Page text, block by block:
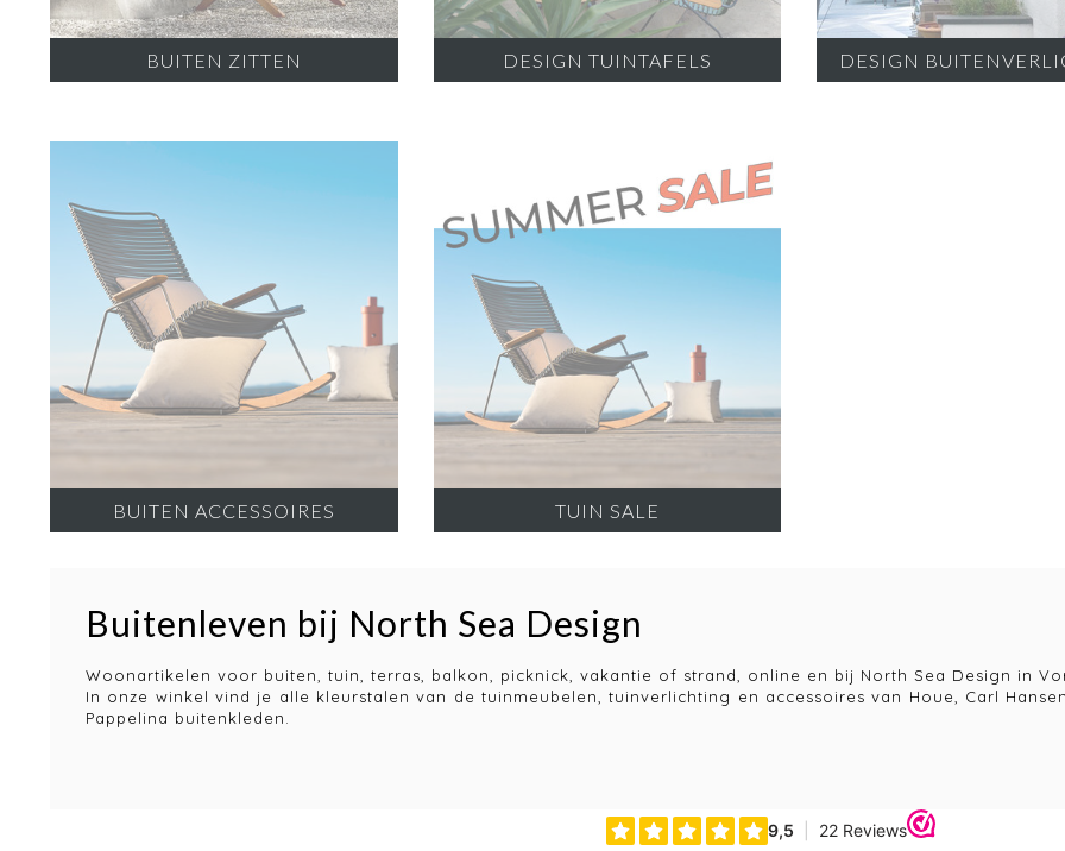
BUITEN ZITTEN DESIGN TUINTAFELS DESIGN
BUITEN ACCESSOIRES TUIN SALE
Buitenleven bij North Sea Design
Woonartikelen voor buiten, tuin, terras, balkon, picknick, vakantie of strand, online en bij North Sea Design in
In onze winkel vind je alle kleurstalen van de tuinmeubelen, tuinverlichting en accessoires van Houe, Carl
Pappelina buitenkleden.